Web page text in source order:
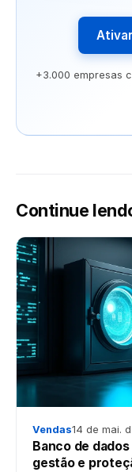
+3.000 empresas
Continue
Vendas14 de mai.
Banco de
gestão e